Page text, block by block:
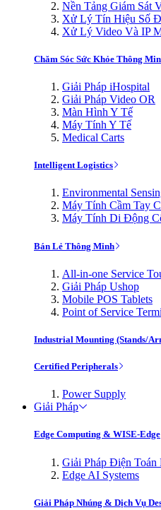
Nền Tảng Giám Sát
Xử Lý Tín Hiệu Số
Xử Lý Video Và IP
Chăm Sóc Sức Khỏe Thông
Giải Pháp iHospital
Giải Pháp Video OR
Màn Hình Y Tế
Máy Tính Y Tế
Medical Carts
Intelligent Logistics
Environmental
Máy Tính Cầm Tay
Máy Tính Di Động
Bán Lẻ Thông Minh
All-in-one Service
Giải Pháp Ushop
Mobile POS Tablets
Point of Service
Industrial Mounting (Stands/
Certified Peripherals
Power Supply
Giải Pháp
Edge Computing & WISE-Edge
Giải Pháp Điện Toán
Edge AI Systems
Giải Pháp Nhúng & Dịch Vụ